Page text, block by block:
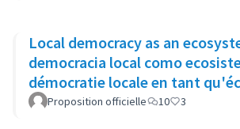
Local democracy as an
democracia local como
démocratie locale en tant
Proposition officielle 10 3